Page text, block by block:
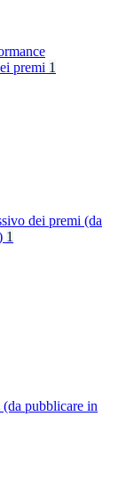
premi 1
dei premi (da
1
pubblicare in